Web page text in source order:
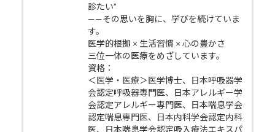
診たい”
——その思いを胸に、学びを続けていま
す。
医学的根拠 × 生活習慣 × 心の豊かさ
三位一体の医療をめざしています。
資格：
＜医学・医療＞医学博士、日本呼吸器学
会認定呼吸器専門医、日本アレルギー学
会認定アレルギー専門医、日本喘息学会
認定喘息専門医、日本内科学会認定内科
医、日本喘息学会認定吸入療法エキスパ